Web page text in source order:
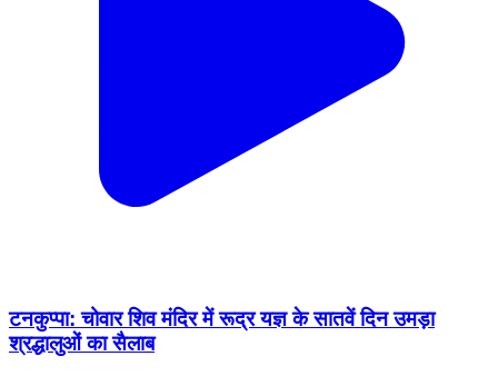
टनकुप्पा: चोवार शिव मंदिर में रूद्र यज्ञ के सातवें दिन उमड़ा
श्रद्धालुओं का सैलाब